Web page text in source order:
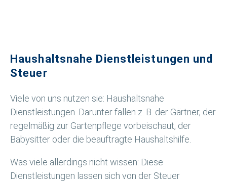
Haushaltsnahe Dienstleistungen und
Steuer
Viele von uns nutzen sie: Haushaltsnahe
Dienstleistungen. Darunter fallen z. B. der Gärtner, der
regelmäßig zur Gartenpflege vorbeischaut, der
Babysitter oder die beauftragte Haushaltshilfe.
Was viele allerdings nicht wissen: Diese
Dienstleistungen lassen sich von der Steuer